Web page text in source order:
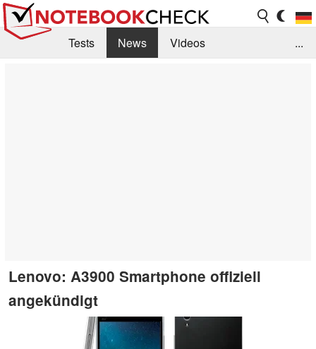
Tests News
Videos
...
Lenovo: A3900 Smartphone offiziell
angekündigt